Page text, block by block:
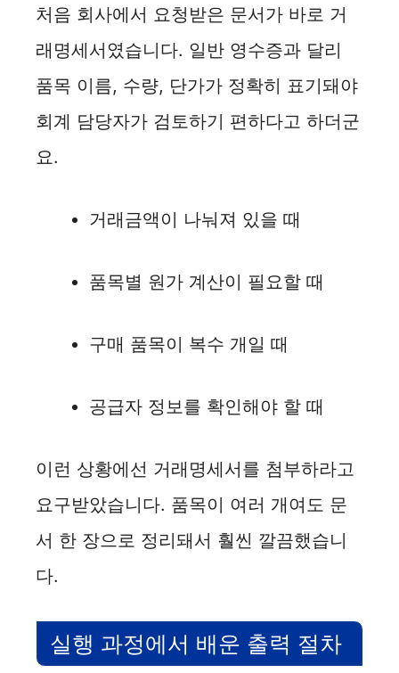
처음 회사에서 요청받은 문서가 바로 거
래명세서였습니다. 일반 영수증과 달리
품목 이름, 수량, 단가가 정확히 표기돼야
회계 담당자가 검토하기 편하다고 하더군
요.
거래금액이 나눠져 있을 때
품목별 원가 계산이 필요할 때
구매 품목이 복수 개일 때
공급자 정보를 확인해야 할 때
이런 상황에선 거래명세서를 첨부하라고
요구받았습니다. 품목이 여러 개여도 문
서 한 장으로 정리돼서 훨씬 깔끔했습니
다.
실행 과정에서 배운 출력 절차